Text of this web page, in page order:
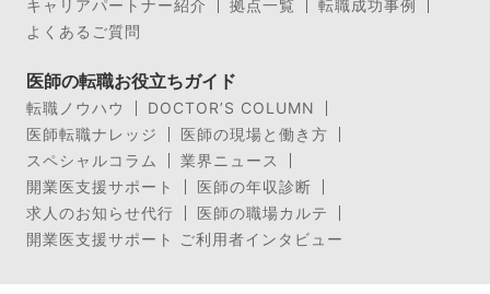
キャリアパートナー紹介
拠点一覧
転職成功事例
よくあるご質問
医師の転職お役立ちガイド
転職ノウハウ
DOCTOR’S COLUMN
医師転職ナレッジ
医師の現場と働き方
スペシャルコラム
業界ニュース
開業医支援サポート
医師の年収診断
求人のお知らせ代行
医師の職場カルテ
開業医支援サポート ご利用者インタビュー